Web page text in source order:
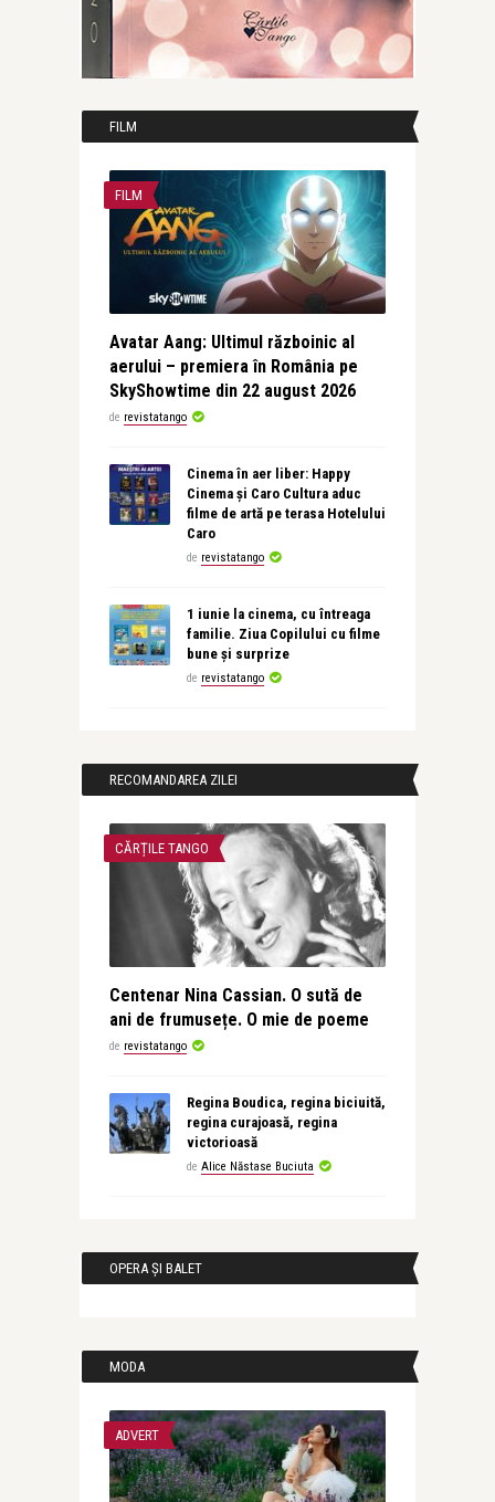
FILM
FILM
Avatar Aang: Ultimul războinic al
aerului – premiera în România pe
SkyShowtime din 22 august 2026
de revistatango
Cinema în aer liber: Happy
Cinema și Caro Cultura aduc
filme de artă pe terasa Hotelului
Caro
de revistatango
1 iunie la cinema, cu întreaga
familie. Ziua Copilului cu filme
bune și surprize
de revistatango
RECOMANDAREA ZILEI
CĂRȚILE TANGO
Centenar Nina Cassian. O sută de
ani de frumusețe. O mie de poeme
de revistatango
Regina Boudica, regina biciuită,
regina curajoasă, regina
victorioasă
de Alice Năstase Buciuta
OPERA ȘI BALET
MODA
ADVERT